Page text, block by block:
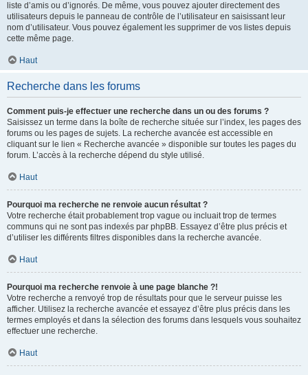
liste d’amis ou d’ignorés. De même, vous pouvez ajouter directement des
utilisateurs depuis le panneau de contrôle de l’utilisateur en saisissant leur
nom d’utilisateur. Vous pouvez également les supprimer de vos listes depuis
cette même page.
Haut
Recherche dans les forums
Comment puis-je effectuer une recherche dans un ou des forums ?
Saisissez un terme dans la boîte de recherche située sur l’index, les pages des
forums ou les pages de sujets. La recherche avancée est accessible en
cliquant sur le lien « Recherche avancée » disponible sur toutes les pages du
forum. L’accès à la recherche dépend du style utilisé.
Haut
Pourquoi ma recherche ne renvoie aucun résultat ?
Votre recherche était probablement trop vague ou incluait trop de termes
communs qui ne sont pas indexés par phpBB. Essayez d’être plus précis et
d’utiliser les différents filtres disponibles dans la recherche avancée.
Haut
Pourquoi ma recherche renvoie à une page blanche ?!
Votre recherche a renvoyé trop de résultats pour que le serveur puisse les
afficher. Utilisez la recherche avancée et essayez d’être plus précis dans les
termes employés et dans la sélection des forums dans lesquels vous souhaitez
effectuer une recherche.
Haut